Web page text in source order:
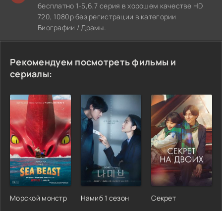
бесплатно 1-5,6,7 серия в хорошем качестве HD
720, 1080p без регистрации в категории
Биографии / Драмы.
Рекомендуем посмотреть фильмы и
сериалы:
Морской монстр Намиб 1 сезон Секрет